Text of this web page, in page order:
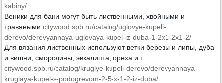
kabiny/
Веники для бани могут быть лиственными, хвойными и
травяными citywood.spb.ru/catalog/uglovye-kupeli-
derevo/derevyannaya-uglovaya-kupel-iz-duba-1-2x1-2x1-2/
Для вязания лиственных используют ветки березы и липы, дуба
и вишни, смородины, эвкалипта, ореха и т
citywood.spb.ru/catalog/kruglye-kupeli-derevo/derevyannaya-
kruglaya-kupel-s-podogrevom-2-5-x-1-2-iz-duba/